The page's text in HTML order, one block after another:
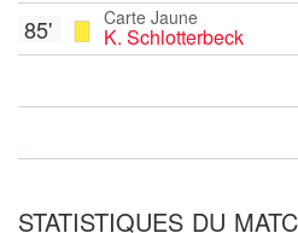
Carte Jaune
K. Schlotterbeck
85'
STATISTIQUES DU